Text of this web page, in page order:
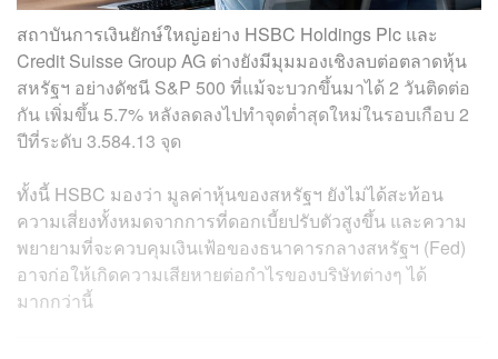
สถาบันการเงินยักษ์ใหญ่อย่าง HSBC Holdings Plc และ
Credit Suisse Group AG ต่างยังมีมุมมองเชิงลบต่อตลาดหุ้น
สหรัฐฯ อย่างดัชนี S&P 500 ที่แม้จะบวกขึ้นมาได้ 2 วันติดต่อ
กัน เพิ่มขึ้น 5.7% หลังลดลงไปทำจุดต่ำสุดใหม่ในรอบเกือบ 2
ปีที่ระดับ 3.584.13 จุด
ทั้งนี้ HSBC มองว่า มูลค่าหุ้นของสหรัฐฯ ยังไม่ได้สะท้อน
ความเสี่ยงทั้งหมดจากการที่ดอกเบี้ยปรับตัวสูงขึ้น และความ
พยายามที่จะควบคุมเงินเฟ้อของธนาคารกลางสหรัฐฯ (Fed)
อาจก่อให้เกิดความเสียหายต่อกำไรของบริษัทต่างๆ ได้
มากกว่านี้